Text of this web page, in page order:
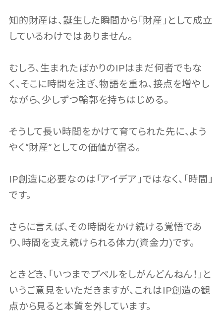
知的財産は、誕生した瞬間から「財産」として成立
しているわけではありません。
むしろ、生まれたばかりのIPはまだ何者でもな
く、そこに時間を注ぎ、物語を重ね、接点を増やし
ながら、少しずつ輪郭を持ちはじめる。
そうして長い時間をかけて育てられた先に、よう
やく“財産”としての価値が宿る。
IP創造に必要なのは「アイデア｣ではなく、「時間」
です。
さらに言えば、その時間をかけ続ける覚悟であ
り、時間を支え続けられる体力(資金力)です。
ときどき、「いつまでプペルをしがんどんねん！」と
いうご意見をいただきますが、これはIP創造の観
点から見ると本質を外しています。